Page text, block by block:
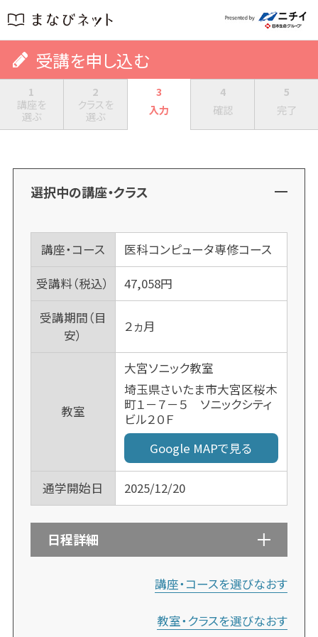
受講を申し込む
1
講座を
選ぶ
2
クラスを
選ぶ
3
入力
4
確認
5
完了
選択中の講座・クラス
講座・コース
医科コンピュータ専修コース
受講料（税込）
47,058円
受講期間（目
安）
２ヵ月
教室
大宮ソニック教室
埼玉県さいたま市大宮区桜木
町１－７－５ ソニックシティ
ビル２０Ｆ
Google MAPで見る
通学開始日 2025/12/20
日程詳細
講座・コースを選びなおす
教室・クラスを選びなおす